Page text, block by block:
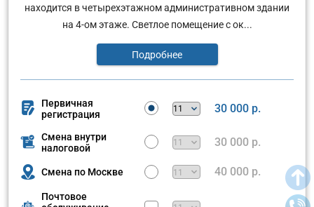
находится в четырехэтажном административном здании
на 4-ом этаже. Светлое помещение с ок...
Подробнее
Первичная
регистрация
30 000 р.
Смена внутри
налоговой
30 000 р.
Смена по Москве 40 000 р.
Почтовое